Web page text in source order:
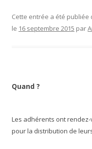
Cette entrée a été publiée
le 16 septembre 2015 par
Quand ?
Les adhérents ont
pour la distribution de